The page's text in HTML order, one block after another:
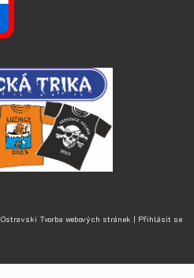
Ostravski Tvorba webových stránek | Přihlásit se